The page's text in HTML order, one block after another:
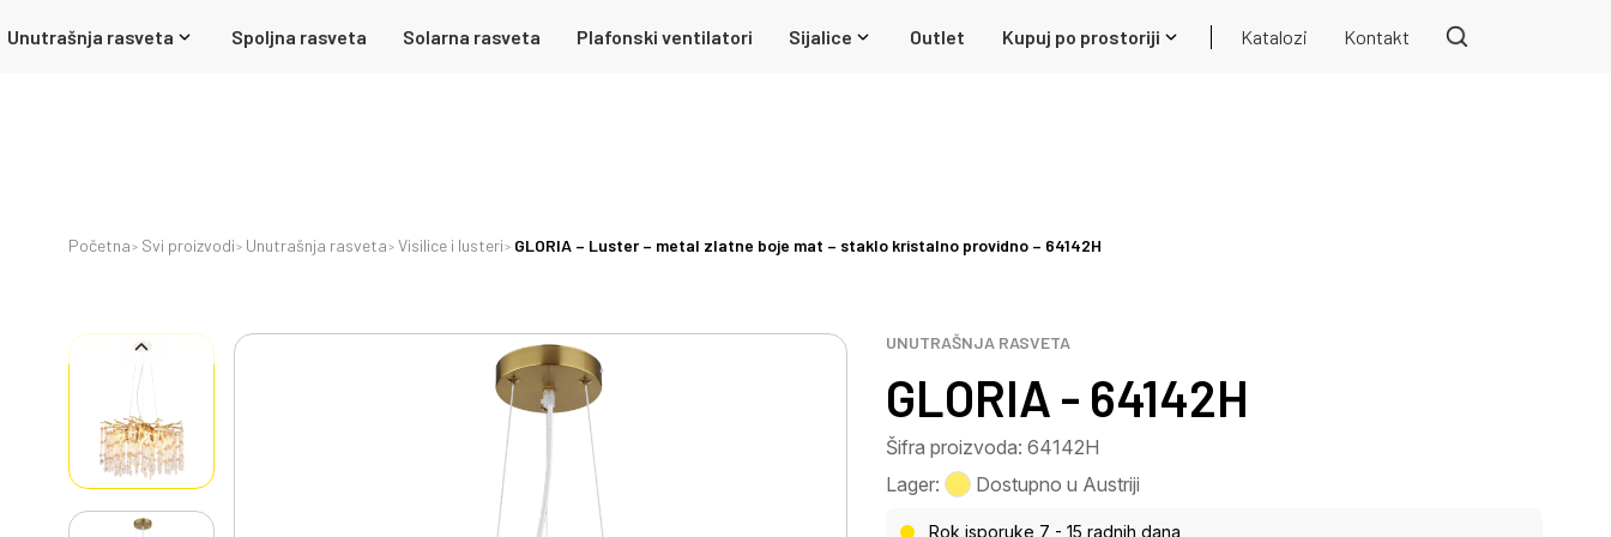
Unutrašnja rasveta Spoljna rasveta Solarna rasveta Plafonski ventilatori Sijalice Outlet Kupuj po prostoriji Katalozi Kontakt
Početna Svi proizvodi Unutrašnja rasveta Visilice i lusteri GLORIA – Luster – metal zlatne boje mat – staklo kristalno providno – 64142H
UNUTRAŠNJA RASVETA
GLORIA - 64142H
Šifra proizvoda: 64142H
Lager:
Dostupno u Austriji
Rok isporuke 7 - 15 radnih dana